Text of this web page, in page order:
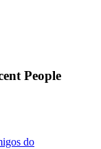
People
do